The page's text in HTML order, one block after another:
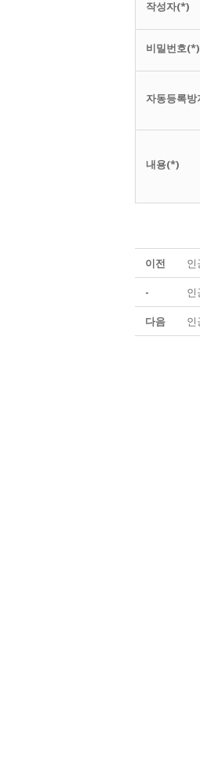
작성자(*)
비밀번호(*)
자동등록방
내용(*)
이전 인
- 인
다음 인